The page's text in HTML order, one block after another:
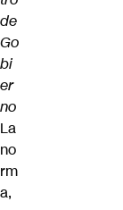
de
Go
bi
er
no
La
no
rm
a,